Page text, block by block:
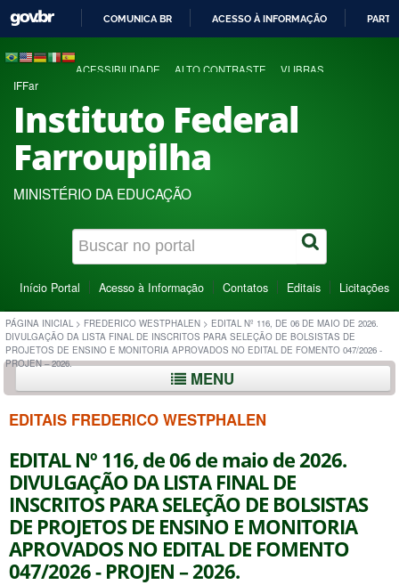
COMUNICA BR ACESSO À INFORMAÇÃO
ACESSIBILIDADE ALTO CONTRASTE VLIBRAS
IFFar
Instituto Federal
Farroupilha
MINISTÉRIO DA EDUCAÇÃO
Início Portal Acesso à Informação Contatos Editais Licitações
PÁGINA INICIAL > FREDERICO WESTPHALEN > EDITAL Nº 116, DE 06 DE MAIO DE 2026.
DIVULGAÇÃO DA LISTA FINAL DE INSCRITOS PARA SELEÇÃO DE BOLSISTAS DE
PROJETOS DE ENSINO E MONITORIA APROVADOS NO EDITAL DE FOMENTO 047/2026 -
PROJEN – 2026.
MENU
EDITAIS FREDERICO WESTPHALEN
EDITAL Nº 116, de 06 de maio de 2026.
DIVULGAÇÃO DA LISTA FINAL DE
INSCRITOS PARA SELEÇÃO DE BOLSISTAS
DE PROJETOS DE ENSINO E MONITORIA
APROVADOS NO EDITAL DE FOMENTO
047/2026 - PROJEN – 2026.